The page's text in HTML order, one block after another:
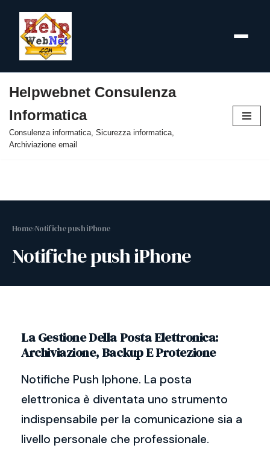
al
contenuto
Helpwebnet Consulenza
Informatica
Consulenza informatica, Sicurezza informatica,
Archiviazione email
Home›Notifiche push iPhone
Notifiche push iPhone
La Gestione Della Posta Elettronica:
Archiviazione, Backup E Protezione
Notifiche Push Iphone. La posta
elettronica è diventata uno strumento
indispensabile per la comunicazione sia a
livello personale che professionale.